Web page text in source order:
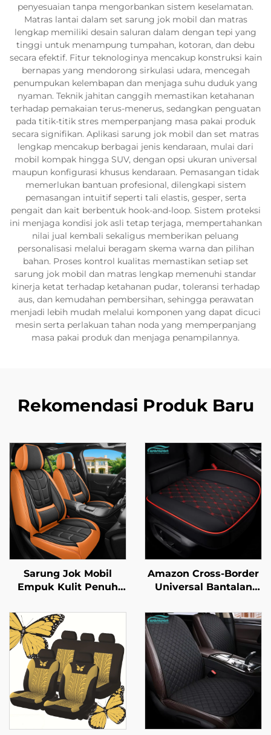
penyesuaian tanpa mengorbankan sistem keselamatan.
Matras lantai dalam set sarung jok mobil dan matras
lengkap memiliki desain saluran dalam dengan tepi yang
tinggi untuk menampung tumpahan, kotoran, dan debu
secara efektif. Fitur teknologinya mencakup konstruksi kain
bernapas yang mendorong sirkulasi udara, mencegah
penumpukan kelembapan dan menjaga suhu duduk yang
nyaman. Teknik jahitan canggih memastikan ketahanan
terhadap pemakaian terus-menerus, sedangkan penguatan
pada titik-titik stres memperpanjang masa pakai produk
secara signifikan. Aplikasi sarung jok mobil dan set matras
lengkap mencakup berbagai jenis kendaraan, mulai dari
mobil kompak hingga SUV, dengan opsi ukuran universal
maupun konfigurasi khusus kendaraan. Pemasangan tidak
memerlukan bantuan profesional, dilengkapi sistem
pemasangan intuitif seperti tali elastis, gesper, serta
pengait dan kait berbentuk hook-and-loop. Sistem proteksi
ini menjaga kondisi jok asli tetap terjaga, mempertahankan
nilai jual kembali sekaligus memberikan peluang
personalisasi melalui beragam skema warna dan pilihan
bahan. Proses kontrol kualitas memastikan setiap set
sarung jok mobil dan matras lengkap memenuhi standar
kinerja ketat terhadap ketahanan pudar, toleransi terhadap
aus, dan kemudahan pembersihan, sehingga perawatan
menjadi lebih mudah melalui komponen yang dapat dicuci
mesin serta perlakuan tahan noda yang memperpanjang
masa pakai produk dan menjaga penampilannya.
Rekomendasi Produk Baru
Sarung Jok Mobil
Empuk Kulit Penuh
Semua-dalam-Satu
Pabrik Langsung
Terlaris Amazon
Amazon Cross-Border
Universal Bantalan
Empat Musim Terbaru
Kulit Tiga-Piece Tanpa
Backrest